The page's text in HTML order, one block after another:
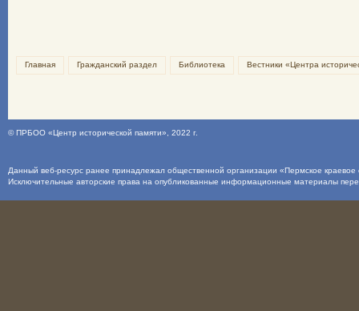
Главная Гражданский раздел Библиотека Вестники «Центра
©ПРБОО «Центр исторической памяти» , 2022 г.
Данный веб-ресурс ранее принадлежал общественной организации «Пермское
Исключительные авторские права на опубликованные информационные материалы